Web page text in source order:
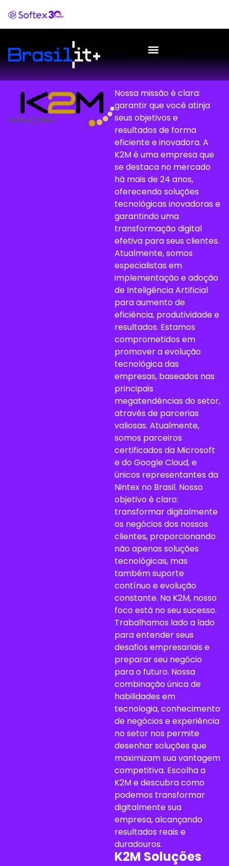
Nossa missão é clara:
garantir que você atinja
seus objetivos e
resultados de forma
eficiente e inovadora. A
K2M é uma empresa que
se destaca no mercado
há mais de 24 anos,
oferecendo soluções
tecnológicas inovadoras e
garantindo uma
transformação digital
efetiva para seus clientes.
Atualmente, somos
especialistas em
implementação e adoção
de Inteligência Artificial
para aumento de
eficiência, produtividade e
resultados. Estamos
comprometidos em
promover a evolução
tecnológica das
empresas, baseados nas
principais
megatendências do setor,
através de parcerias
valiosas. Atualmente,
somos parceiros
certificados da Microsoft
e do Google Cloud, e
únicos representantes da
Nintex no Brasil. Nosso
objetivo é claro:
transformar digitalmente
os negócios dos nossos
clientes, proporcionando
não apenas soluções
tecnológicas, mas
também suporte
contínuo e evolução
constante. Na K2M, nosso
foco está no seu sucesso.
Trabalhamos lado a lado
para entender seus
desafios empresariais e
preparar seu negócio
para o futuro. Nossa
combinação única de
habilidades em
tecnologia, conhecimento
de negócios e experiência
no setor nos permite
desenhar soluções que
maximizam sua vantagem
competitiva. Escolha a
K2M e descubra como
podemos transformar
digitalmente sua
empresa, alcançando
resultados reais e
duradouros.
K2M Soluções